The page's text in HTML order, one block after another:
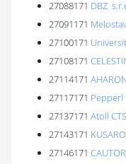
27088171 DBZ
27091171
27100171
27108171
27114171
27117171 Pepperl
27137171 Atoll
27143171
27146171